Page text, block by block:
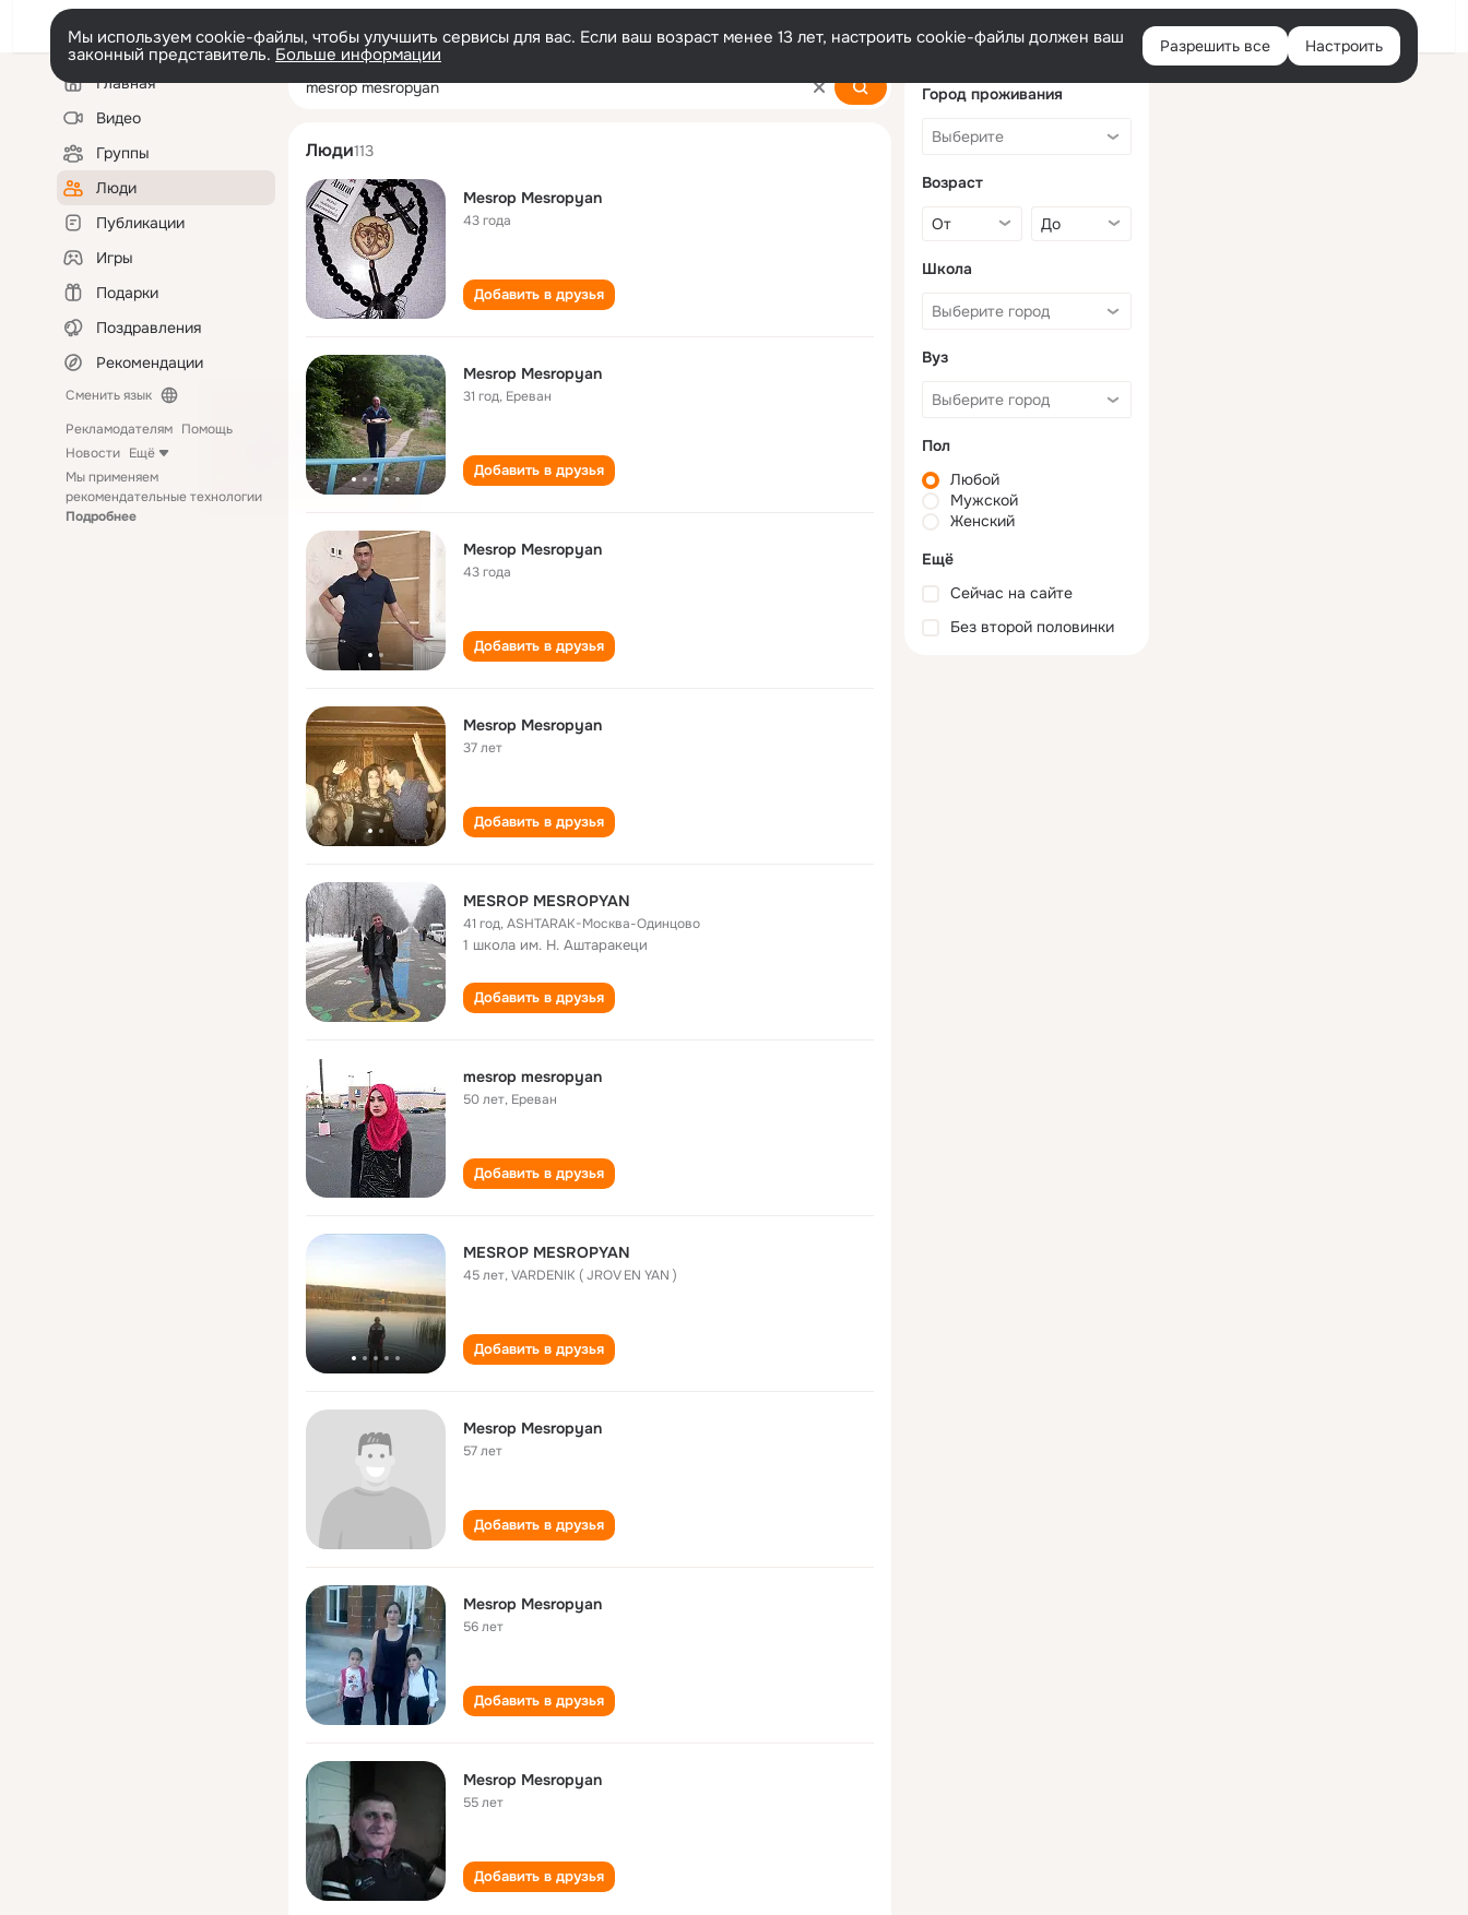
Войти
Мы используем cookie-файлы, чтобы улучшить сервисы для вас. Если ваш возраст менее 13 лет, настроить cookie-файлы должен ваш
законный представитель. Больше информации Разрешить все Настроить
Левая
колонкаГлавная
Видео
Группы
Люди
Публикации
Игры
Подарки
Поздравления
Рекомендации
Сменить язык
Рекламодателям Помощь
Новости Ещё
Мы применяем
рекомендательные технологии
Подробнее
mesrop mesropyan
Люди113
Mesrop Mesropyan
43 года
Добавить в друзья
Mesrop Mesropyan
31 год, Ереван
Добавить в друзья
Mesrop Mesropyan
43 года
Добавить в друзья
Mesrop Mesropyan
37 лет
Добавить в друзья
MESROP MESROPYAN
41 год,ASHTARAK-Москва-Одинцово
1 школа им. Н. Аштаракеци
Добавить в друзья
mesrop mesropyan
50 лет, Ереван
Добавить в друзья
MESROP MESROPYAN
45 лет,VARDENIK ( JROV EN YAN )
Добавить в друзья
Mesrop Mesropyan
57 лет
Добавить в друзья
Mesrop Mesropyan
56 лет
Добавить в друзья
Mesrop Mesropyan
55 лет
Добавить в друзья
Город проживания
Возраст
Школа
Вуз
Пол
Любой
Мужской
Женский
Ещё
Сейчас на сайте
Без второй половинки